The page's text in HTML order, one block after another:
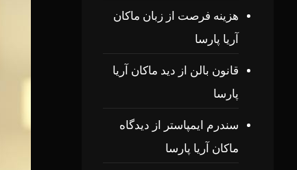
هزینه فرصت از زبان ماکان
آریا پارسا
قانون بالن از دید ماکان آریا
پارسا
سندرم ایمپاستر از دیدگاه
ماکان آریا پارسا